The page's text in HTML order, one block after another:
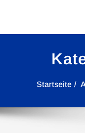
Startseite